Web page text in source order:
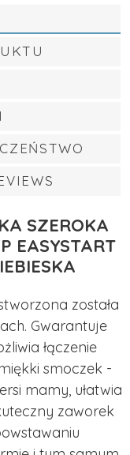
SZEROKA
EASYSTART
została
Gwarantuje
łączenie
smoczek -
mamy, ułatwia
zaworek